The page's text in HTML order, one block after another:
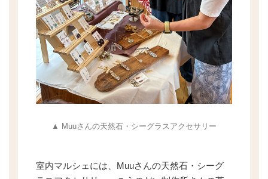
▲ Muuさんの天然石・シーグラスアクセサリー
室内マルシェには、Muuさんの天然石・シーグ